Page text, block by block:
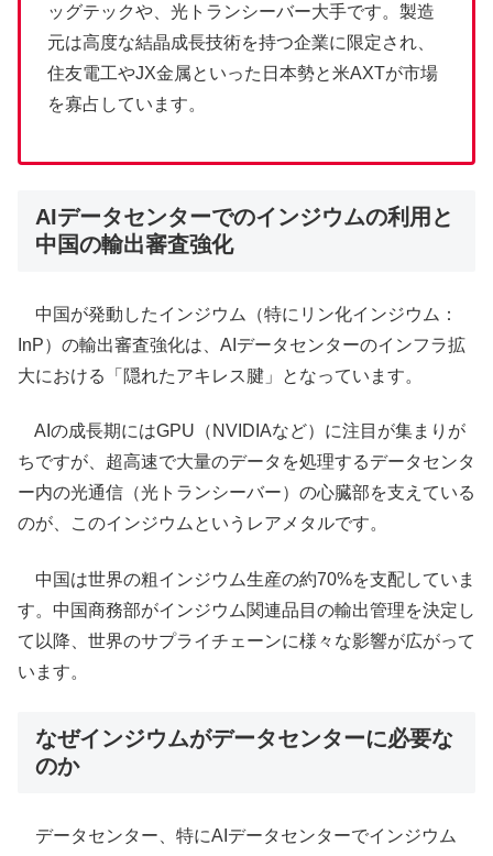
ッグテックや、光トランシーバー大手です。製造
元は高度な結晶成長技術を持つ企業に限定され、
住友電工やJX金属といった日本勢と米AXTが市場
を寡占しています。
AIデータセンターでのインジウムの利用と
中国の輸出審査強化
中国が発動したインジウム（特にリン化インジウム：
InP）の輸出審査強化は、AIデータセンターのインフラ拡
大における「隠れたアキレス腱」となっています。
AIの成長期にはGPU（NVIDIAなど）に注目が集まりが
ちですが、超高速で大量のデータを処理するデータセンタ
ー内の光通信（光トランシーバー）の心臓部を支えている
のが、このインジウムというレアメタルです。
中国は世界の粗インジウム生産の約70%を支配していま
す。中国商務部がインジウム関連品目の輸出管理を決定し
て以降、世界のサプライチェーンに様々な影響が広がって
います。
なぜインジウムがデータセンターに必要な
のか
データセンター、特にAIデータセンターでインジウム